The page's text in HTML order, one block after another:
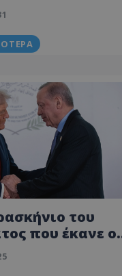
του ΝΑΤΟ
του
που έκανε ο
Τραμπ, του
τον Ερντογάν